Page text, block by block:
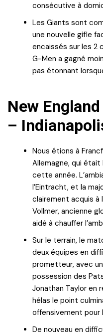
consécutive à
Les Giants sont
une nouvelle gifle
encaissés sur les 2
G-Men a gagné
pas étonnant
New
–
Nous étions à
Allemagne, qui
cette année.
l’Eintracht, et la
clairement acquis à
Vollmer, ancienne
aidé à chauffer
Sur le terrain, le
deux équipes en
prometteur, avec
possession des
Jonathan Taylor en
hélas le point
offensivement pour
De nouveau en